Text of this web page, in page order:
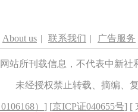
About us | 联系我们 | 广告服务
站所刊载信息，不代表中新
未经授权禁止转载、摘编、
） ] [京ICP证040655号] [